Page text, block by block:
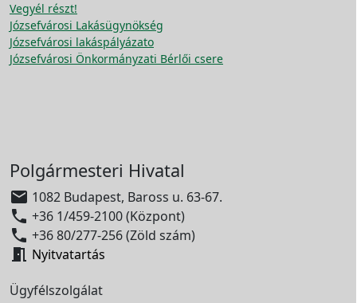
Vegyél részt!
Józsefvárosi Lakásügynökség
Józsefvárosi lakáspályázato
Józsefvárosi Önkormányzati Bérlői csere
Polgármesteri Hivatal
 1082 Budapest, Baross u. 63-67.
 +36 1/459-2100 (Központ)
 +36 80/277-256 (Zöld szám)
 Nyitvatartás
Ügyfélszolgálat